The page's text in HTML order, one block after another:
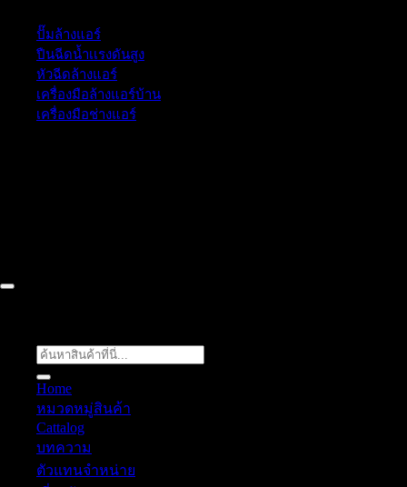
ปั๊มล้างแอร์
ปืนฉีดน้ำเเรงดันสูง
หัวฉีดล้างแอร์
เครื่องมือล้างแอร์บ้าน
เครื่องมือช่างแอร์
Home
หมวดหมู่สินค้า
Cattalog
บทความ
ตัวแทนจำหน่าย